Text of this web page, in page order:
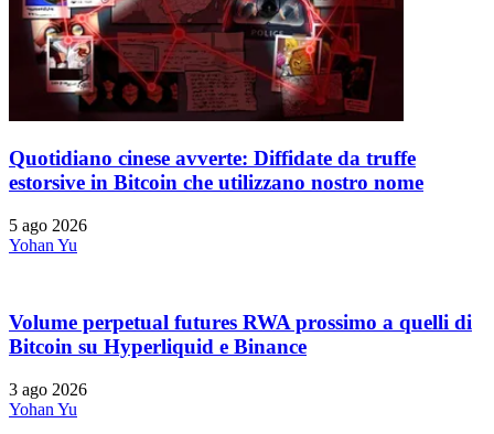
Quotidiano cinese avverte: Diffidate da truffe
estorsive in Bitcoin che utilizzano nostro nome
5 ago 2026
Yohan Yu
Volume perpetual futures RWA prossimo a quelli di
Bitcoin su Hyperliquid e Binance
3 ago 2026
Yohan Yu